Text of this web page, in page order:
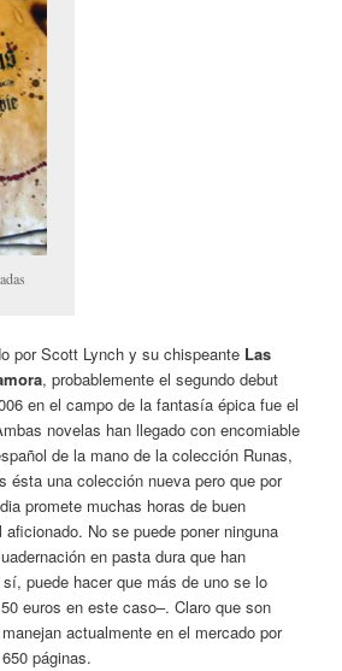
por Scott Lynch y su chispeante Las
, probablemente el segundo debut
en el campo de la fantasía épica fue el
novelas han llegado con encomiable
de la mano de la colección Runas,
ésta una colección nueva pero que por
promete muchas horas de buen
No se puede poner ninguna
en pasta dura que han
puede hacer que más de uno se lo
euros en este caso–. Claro que son
actualmente en el mercado por
páginas.